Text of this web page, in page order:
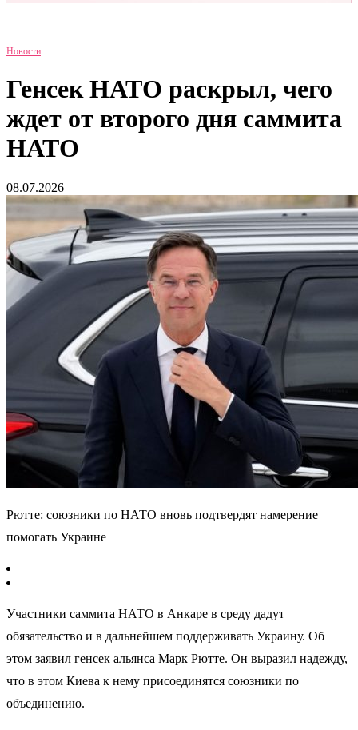
Новости
Генсек НАТО раскрыл, чего
ждет от второго дня саммита
НАТО
08.07.2026
Рютте: союзники по НАТО вновь подтвердят намерение
помогать Украине
Участники саммита НАТО в Анкаре в среду дадут
обязательство и в дальнейшем поддерживать Украину. Об
этом заявил генсек альянса Марк Рютте. Он выразил надежду,
что в этом Киева к нему присоединятся союзники по
объединению.